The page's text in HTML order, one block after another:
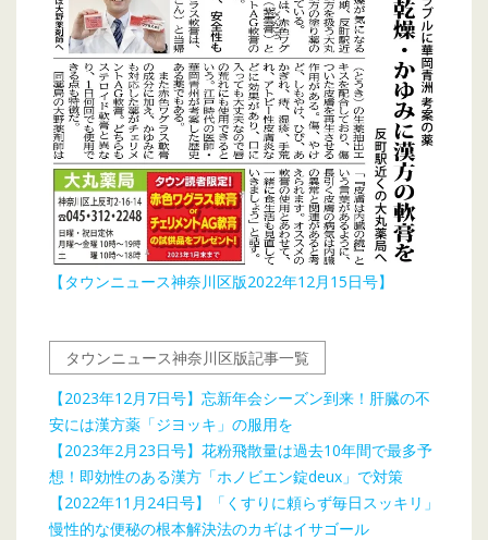
【タウンニュース神奈川区版2022年12月15日号】
タウンニュース神奈川区版記事一覧
【2023年12月7日号】忘新年会シーズン到来！肝臓の不
安には漢方薬「ジヨッキ」の服用を
【2023年2月23日号】花粉飛散量は過去10年間で最多予
想！即効性のある漢方「ホノビエン錠deux」で対策
【2022年11月24日号】「くすりに頼らず毎日スッキリ」
慢性的な便秘の根本解決法のカギはイサゴール